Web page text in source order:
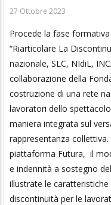
27 Ottobre 2023
Procede la fase
“Riarticolare La
nazionale, SLC, NIdiL,
collaborazione della
costruzione di una rete
lavoratori dello
maniera integrata sul
rappresentanza
piattaforma Futura, il
e indennità a sostegno
illustrate le
discontinuità per le